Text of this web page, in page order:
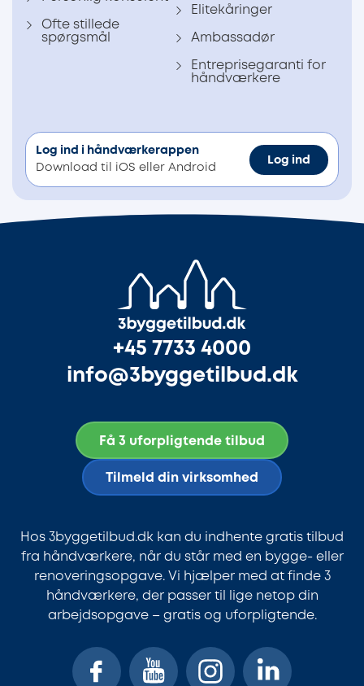
Ofte stillede
spørgsmål
Elitekåringer
Ambassadør
Entreprisegaranti for
håndværkere
Log ind i håndværkerappen
Download til iOS eller Android
Log ind
+45 7733 4000
info@3byggetilbud.dk
Få 3 uforpligtende tilbud
Tilmeld din virksomhed
Hos 3byggetilbud.dk kan du indhente gratis tilbud
fra håndværkere, når du står med en bygge- eller
renoveringsopgave. Vi hjælper med at finde 3
håndværkere, der passer til lige netop din
arbejdsopgave – gratis og uforpligtende.